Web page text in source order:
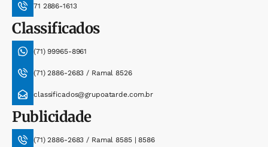
71 2886-1613
Classificados
(71) 99965-8961
(71) 2886-2683 / Ramal 8526
classificados@grupoatarde.com.br
Publicidade
(71) 2886-2683 / Ramal 8585 | 8586